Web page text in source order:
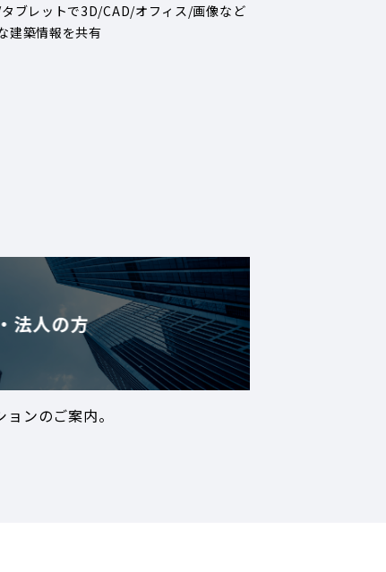
ブレットで3D/CAD/オフィス/画像など
建築情報を共有
法人の方
ンのご案内。